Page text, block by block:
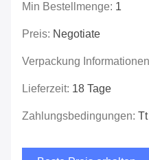
Min Bestellmenge: 1
Preis: Negotiate
Verpackung
Lieferzeit: 18 Tage
Zahlungsbedingungen: